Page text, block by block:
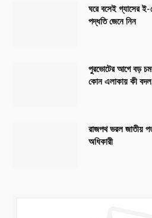
ঘরে বসেই গ্যাসের
পদ্ধতি জেনে নিন
পুরভোটের আগে বড়
কোন এলাকায় কী
রাজপথ ভরল জাতীয়
অধিকারী